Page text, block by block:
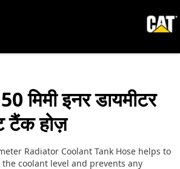
मिमी इनर डायमीटर
टैंक होज़
Radiator Coolant Tank Hose helps to
coolant level and prevents any